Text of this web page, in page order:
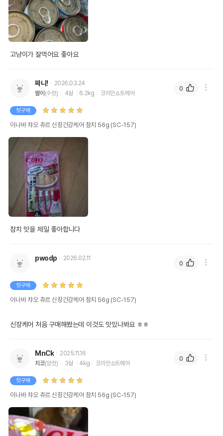
고냥이가 잘먹어요 좋아요
짜니!
2026.03.24
쌀이 (수컷) 4살 6.2kg 코리안쇼트헤어
첫구매
이나바 챠오 츄르 신장건강케어 참치 56g (SC-157)
참치 맛을 제일 좋아합니다
0
pwodp 2026.02.11
첫구매
이나바 챠오 츄르 신장건강케어 참치 56g (SC-157)
신장케어 처음 구매해봤는데 이것도 맛있나봐요 ㅎㅎ
0
MnCk
2025.11.16
치코(암컷) 3살 4kg 코리안쇼트헤어
첫구매
이나바 챠오 츄르 신장건강케어 참치 56g (SC-157)
0